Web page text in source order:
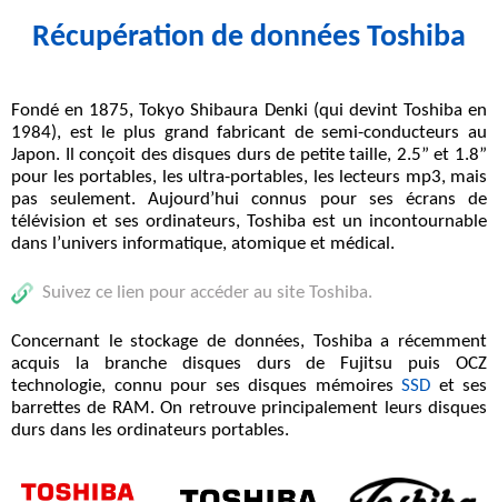
Récupération de données Toshiba
Fondé en 1875, Tokyo Shibaura Denki (qui devint Toshibaen
1984), est le plus grand fabricant de semi-conducteurs au
Japon. Il conçoit des disques durs de petite taille, 2.5” et 1.8”
pour les portables, les ultra-portables, les lecteurs mp3, mais
pas seulement. Aujourd’hui connus pour ses écrans de
télévision et ses ordinateurs, Toshiba est un incontournable
dans l’univers informatique, atomique et médical.
Suivez ce lien pour accéder au site Toshiba.
Concernant le stockage de données, Toshiba a récemment
acquis la branche disques durs de Fujitsu puis OCZ
technologie, connu pour ses disques mémoires SSD et ses
barrettes de RAM. On retrouve principalement leurs disques
durs dans les ordinateurs portables.